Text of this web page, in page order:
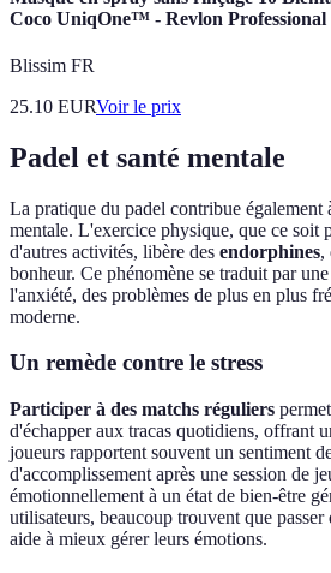
Coco UniqOne™ - Revlon Professional
Blissim FR
25.10 EURVoir le prix
Padel et santé mentale
La pratique du padel contribue également
mentale. L'exercice physique, que ce soit
d'autres activités, libère des endorphines,
bonheur. Ce phénomène se traduit par
l'anxiété, des problèmes de plus en plus
moderne.
Un remède contre le stress
Participer à des matchs réguliers
d'échapper aux tracas quotidiens, offrant
joueurs rapportent souvent un sentiment
d'accomplissement après une session de
émotionnellement à un état de bien-être
utilisateurs, beaucoup trouvent que
aide à mieux gérer leurs émotions.